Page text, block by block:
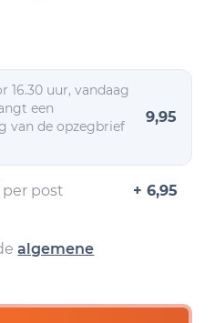
16.30 uur, vandaag
een
van de opzegbrief
9,95
post
+ 6,95
algemene